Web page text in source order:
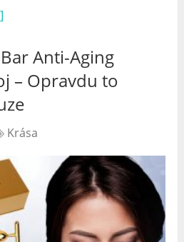
Anti-Aging
– Opravdu to
Krása